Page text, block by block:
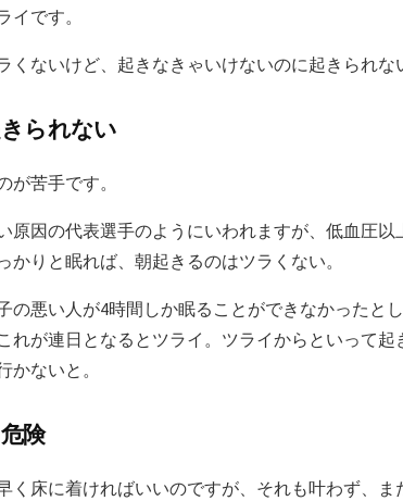
イです。
くないけど、起きなきゃいけないのに起きられな
られない
が苦手です。
原因の代表選手のようにいわれますが、低血圧以
かりと眠れば、朝起きるのはツラくない。
の悪い人が4時間しか眠ることができなかったと
れが連日となるとツライ。ツライからといって起
かないと。
険
く床に着ければいいのですが、それも叶わず、ま